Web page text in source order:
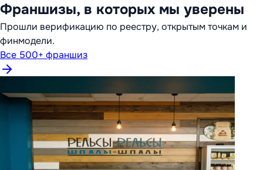
Франшизы, в которых мы уверены
Прошли верификацию по реестру, открытым точкам и
финмодели.
Все 500+ франшиз